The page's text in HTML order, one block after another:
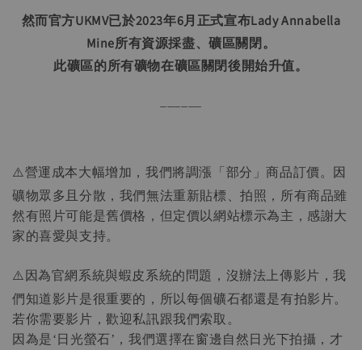
然而官方UKMV已於2023年6月正式宣布Lady Annabella
Mine所有資源採盡、礦區關閉。
此礦區的所有礦物在礦區關閉後開始升值。
⚠️營運成本大幅增加，我們將調漲「部分」商品訂價。因
礦物眾多且分散，我們無法重新貼標、拍照，所有商品雖
然有照片可能是舊價格，但定價以網站標示為主，感謝大
家的喜愛與支持。
⚠️因為官網系統與蝦皮系統的問題，沒辦法上傳影片，我
們知道影片是很重要的，所以每個礦石都還是有拍影片。
若你需要影片，歡迎私訊跟我們索取。
因為是‘日光螢石’ ，我們選擇在窗邊自然日光下拍攝，才